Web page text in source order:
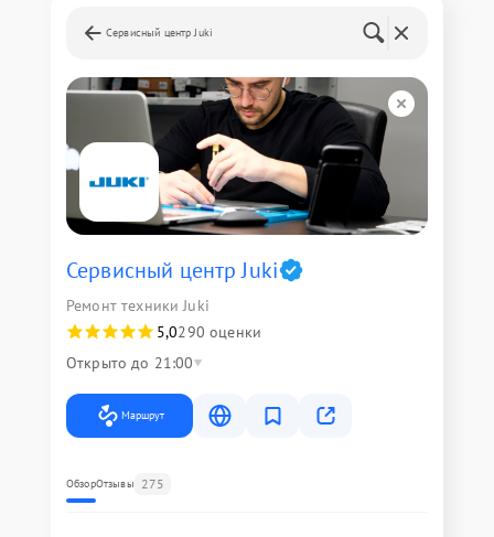
Сервисный центр Juki
Сервисный центр Juki
Ремонт техники Juki
5,0290 оценки
Открыто до 21:00
Маршрут
ОбзорОтзывы 275